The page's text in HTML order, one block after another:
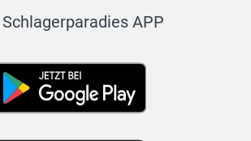
Schlagerparadies APP